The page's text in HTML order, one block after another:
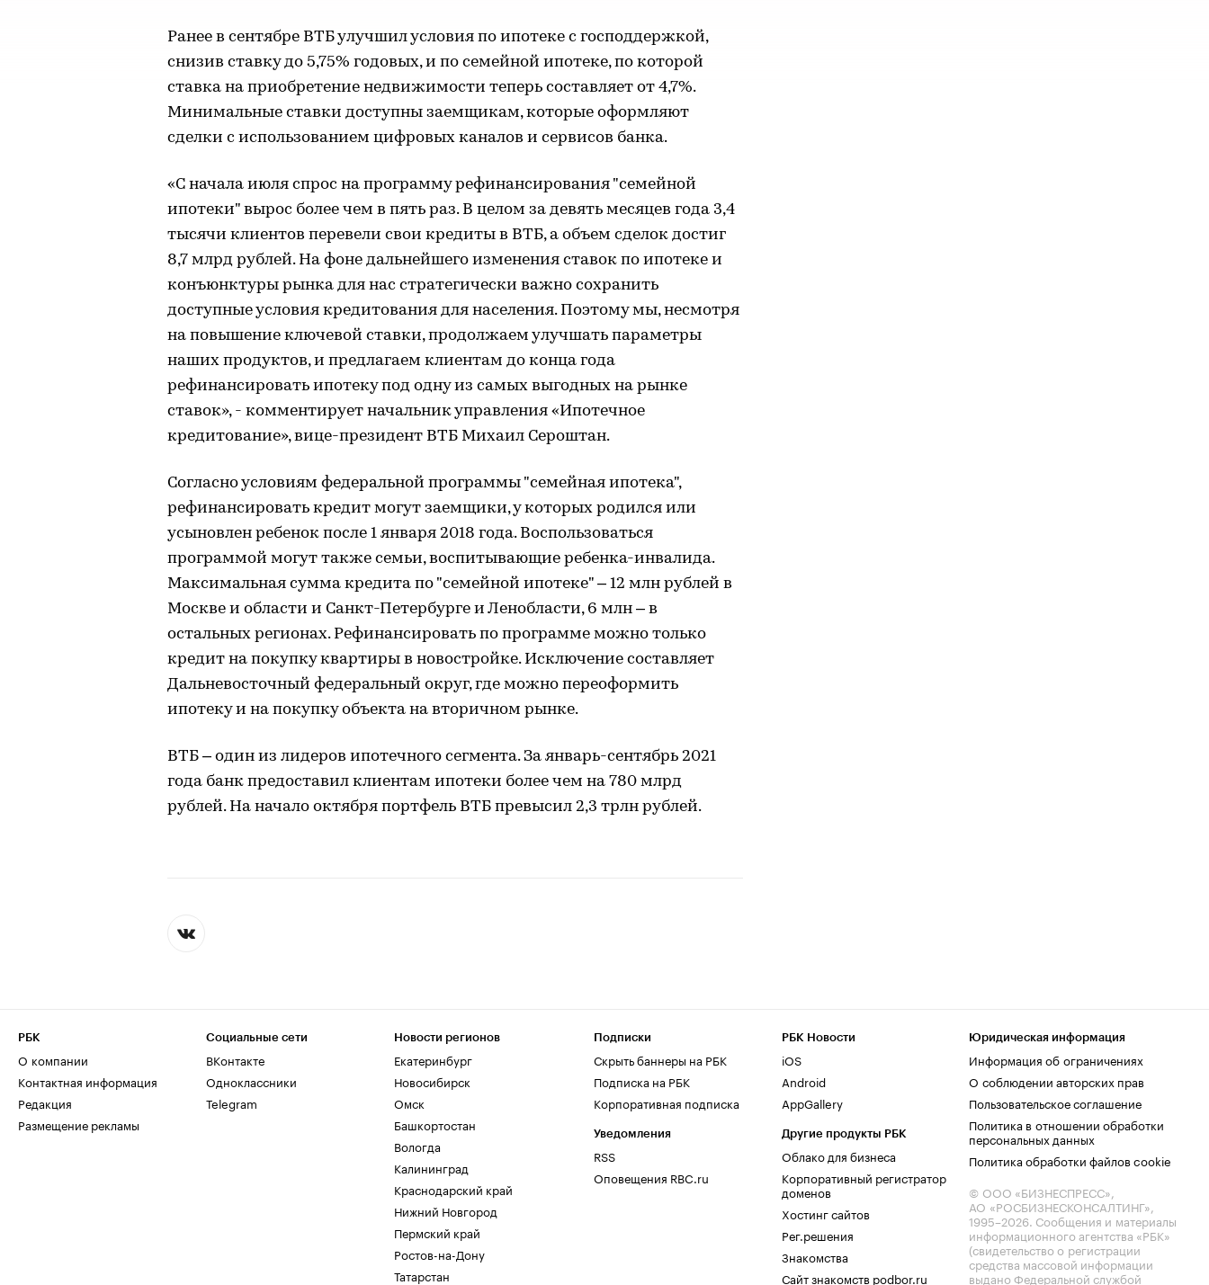
Ранее в сентябре ВТБ улучшил условия по ипотеке с господдержкой,
снизив ставку до 5,75% годовых, и по семейной ипотеке, по которой
ставка на приобретение недвижимости теперь составляет от 4,7%.
Минимальные ставки доступны заемщикам, которые оформляют
сделки с использованием цифровых каналов и сервисов банка.
«С начала июля спрос на программу рефинансирования "семейной
ипотеки" вырос более чем в пять раз. В целом за девять месяцев года 3,4
тысячи клиентов перевели свои кредиты в ВТБ, а объем сделок достиг
8,7 млрд рублей. На фоне дальнейшего изменения ставок по ипотеке и
конъюнктуры рынка для нас стратегически важно сохранить
доступные условия кредитования для населения. Поэтому мы, несмотря
на повышение ключевой ставки, продолжаем улучшать параметры
наших продуктов, и предлагаем клиентам до конца года
рефинансировать ипотеку под одну из самых выгодных на рынке
ставок», - комментирует начальник управления «Ипотечное
кредитование», вице-президент ВТБ Михаил Сероштан.
Согласно условиям федеральной программы "семейная ипотека",
рефинансировать кредит могут заемщики, у которых родился или
усыновлен ребенок после 1 января 2018 года. Воспользоваться
программой могут также семьи, воспитывающие ребенка-инвалида.
Максимальная сумма кредита по "семейной ипотеке" – 12 млн рублей в
Москве и области и Санкт-Петербурге и Ленобласти, 6 млн – в
остальных регионах. Рефинансировать по программе можно только
кредит на покупку квартиры в новостройке. Исключение составляет
Дальневосточный федеральный округ, где можно переоформить
ипотеку и на покупку объекта на вторичном рынке.
ВТБ – один из лидеров ипотечного сегмента. За январь-сентябрь 2021
года банк предоставил клиентам ипотеки более чем на 780 млрд
рублей. На начало октября портфель ВТБ превысил 2,3 трлн рублей.
РБК
О компании
Контактная информация
Редакция
Размещение рекламы
Социальные сети
ВКонтакте
Одноклассники
Telegram
Новости регионов
Екатеринбург
Новосибирск
Омск
Башкортостан
Вологда
Калининград
Краснодарский край
Нижний Новгород
Пермский край
Ростов-на-Дону
Татарстан
Подписки
Скрыть баннеры на РБК
Подписка на РБК
Корпоративная подписка
Уведомления
RSS
Оповещения RBC.ru
РБК Новости
iOS
Android
AppGallery
Другие продукты РБК
Облако для бизнеса
Корпоративный регистратор
доменов
Хостинг сайтов
Рег.решения
Знакомства
Сайт знакомств podbor.ru
Юридическая информация
Информация об ограничениях
О соблюдении авторских прав
Пользовательское соглашение
Политика в отношении обработки
персональных данных
Политика обработки файлов cookie
© ООО «БИЗНЕСПРЕСС»,
АО «РОСБИЗНЕСКОНСАЛТИНГ»,
1995–2026. Сообщения и материалы
информационного агентства «РБК»
(свидетельство о регистрации
средства массовой информации
выдано Федеральной службой